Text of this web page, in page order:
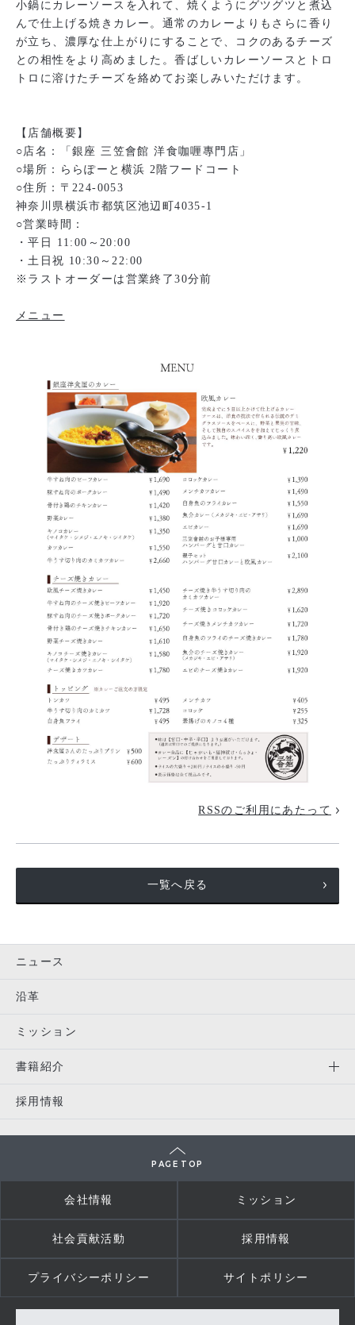
小鍋にカレーソースを入れて、焼くようにグツグツと煮込
んで仕上げる焼きカレー。通常のカレーよりもさらに香り
が立ち、濃厚な仕上がりにすることで、コクのあるチーズ
との相性をより高めました。香ばしいカレーソースとトロ
トロに溶けたチーズを絡めてお楽しみいただけます。
【店舗概要】
○店名：「銀座 三笠會館 洋食咖喱專門店」
○場所：ららぽーと横浜 2階フードコート
○住所：〒224-0053
神奈川県横浜市都筑区池辺町4035-1
○営業時間：
・平日 11:00～20:00
・土日祝 10:30～22:00
※ラストオーダーは営業終了30分前
メニュー
RSSのご利用にあたって
一覧へ戻る
ニュース
沿革
ミッション
書籍紹介
採用情報
PAGE TOP
会社情報 ミッション
社会貢献活動 採用情報
プライバシーポリシー サイトポリシー